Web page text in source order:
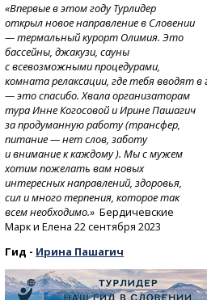
«Впервые в этом году Турлидер
открыл новое направление в Словении
— термальный курорт Олимия. Это
бассейны, джакузи, сауны
с всевозможными процедурами,
комнатарелаксации,гдетебявводятв
— это спасибо. Хвала организаторам
тура Инне Когосовой и Ирине Пашагич
за продуманную работу (трансфер,
питание — нет слов, заботу
и внимание к каждому ). Мы с мужем
хотим пожелать вам новых
интересных направлений, здоровья,
сил и много терпения, которое так
всем необходимо.» Бердичевские
Марк и Елена 22 сентября 2023
Гид - Ирина Пашагич